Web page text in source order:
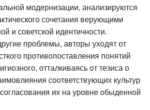
модернизации, анализируются
сочетания верующими
и советской идентичности.
проблемы, авторы уходят от
противопоставления понятий
отталкиваясь от тезиса о
соответствующих культур
их на уровне обыденной